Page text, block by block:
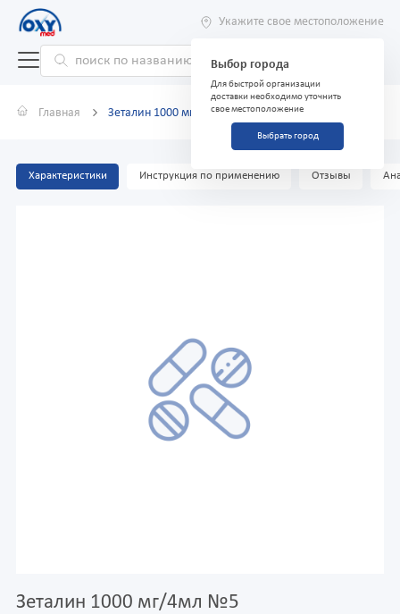
Укажите свое местоположение
Выбор города
Для быстрой организации
доставки необходимо уточнить
свое местоположение
Выбрать город
Главная Зеталин 1000 мг/4мл №5
Характеристики Инструкция по применению Отзывы
Зеталин 1000 мг/4мл №5